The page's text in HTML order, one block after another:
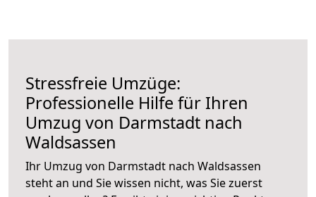
Stressfreie Umzüge:
Professionelle Hilfe für Ihren
Umzug von Darmstadt nach
Waldsassen
Ihr Umzug von Darmstadt nach Waldsassen
steht an und Sie wissen nicht, was Sie zuerst